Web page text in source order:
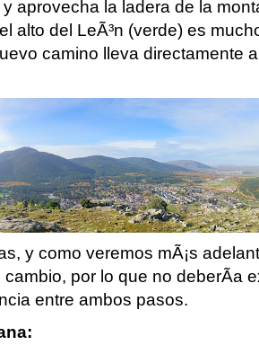
aprovecha la ladera de la
alto del LeÃ³n (verde) es
camino lleva directamente
y como veremos mÃ¡s
cambio, por lo que no deberÃ­a
entre ambos pasos.